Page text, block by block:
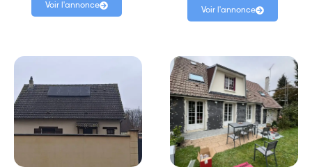
Voir l'annonce
Voir l'annonce